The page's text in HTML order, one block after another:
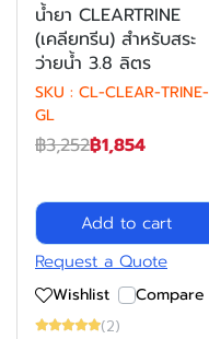
น้ำยา CLEARTRINE
(เคลียทรีน) สำหรับสระ
ว่ายน้ำ 3.8 ลิตร
SKU : CL-CLEAR-TRINE-
GL
฿3,252฿1,854
Add to cart
Request a Quote
Wishlist Compare
(2)